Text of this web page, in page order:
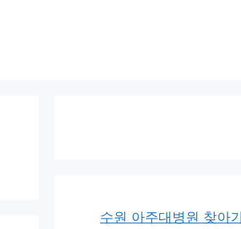
수원 아주대병원 찾아